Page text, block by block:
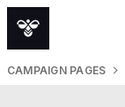
CAMPAIGN PAGES